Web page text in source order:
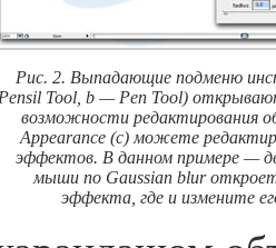
Рис. 2. Выпадающие подменю
Pensil Tool, b — Pen Tool)
возможности редактирования
Appearance (с) можете
эффектов. В данном примере —
мыши по Gaussian blur
эффекта, где и измените